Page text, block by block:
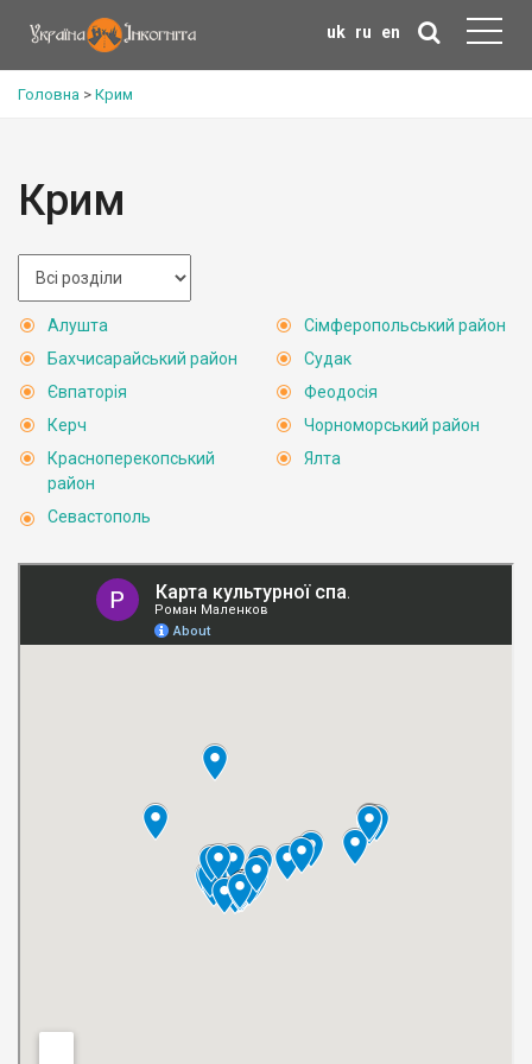
uk ru en
Головна > Крим
Крим
Алушта
Бахчисарайський район
Євпаторія
Керч
Красноперекопський
район
Севастополь
Сімферопольський район
Судак
Феодосія
Чорноморський район
Ялта